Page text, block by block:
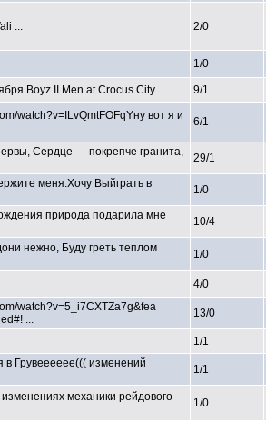
... 2/0
1/0
Boyz II Men at Crocus City ... 9/1
om/watch?v=ILvQmtFOFqYну вот я и
6/1
Сердце — покрепче гранита,
29/1
меня.Хочу Выйграть в
1/0
природа подарила мне
10/4
нежно, Буду греть теплом
1/0
4/0
om/watch?v=5_i7CXTZa7g&fea
#! ... 13/0
1/1
в Грувееееее((( изменений
1/1
механики рейдового
1/0